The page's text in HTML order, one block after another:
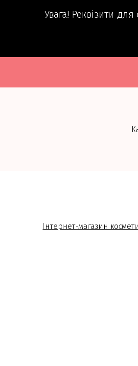
Увага! Реквізити
Інтернет-магазин